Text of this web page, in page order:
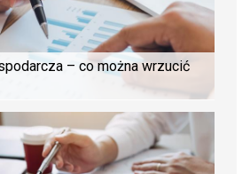
– co można wrzucić